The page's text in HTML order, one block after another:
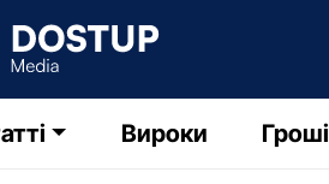
Вироки Гроші